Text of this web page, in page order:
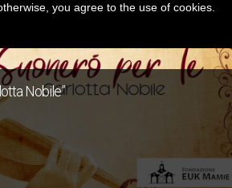
Nobile”
you agree to the use of cookies.